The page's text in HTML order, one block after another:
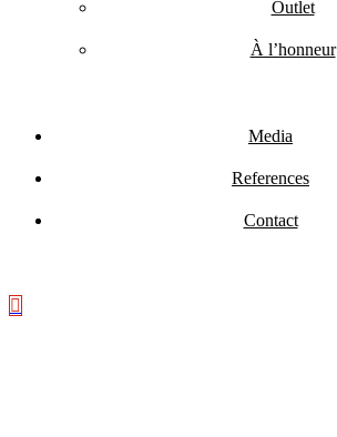
Outlet
À l’honneur
Media
References
Contact